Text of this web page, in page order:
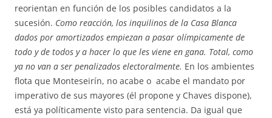
reorientan en función de los posibles candidatos a la
sucesión. Como reacción, los inquilinos de la Casa Blanca
dados por amortizados empiezan a pasar olímpicamente de
todo y de todos y a hacer lo que les viene en gana. Total, como
ya no van a ser penalizados electoralmente. En los ambientes
flota que Monteseirín, no acabe o acabe el mandato por
imperativo de sus mayores (él propone y Chaves dispone),
está ya políticamente visto para sentencia. Da igual que